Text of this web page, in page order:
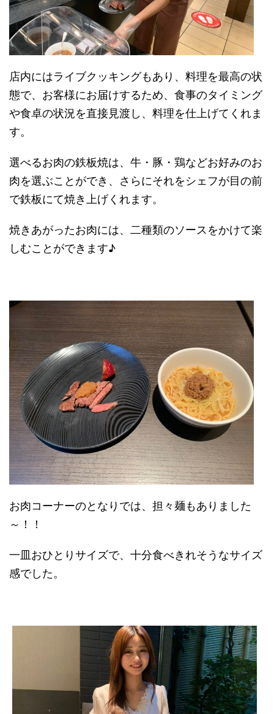
店内にはライブクッキングもあり、料理を最高の状
態で、お客様にお届けするため、食事のタイミング
や食卓の状況を直接見渡し、料理を仕上げてくれま
す。
選べるお肉の鉄板焼は、牛・豚・鶏などお好みのお
肉を選ぶことができ、さらにそれをシェフが目の前
で鉄板にて焼き上げくれます。
焼きあがったお肉には、二種類のソースをかけて楽
しむことができます♪
お肉コーナーのとなりでは、担々麺もありました
～！！
一皿おひとりサイズで、十分食べきれそうなサイズ
感でした。